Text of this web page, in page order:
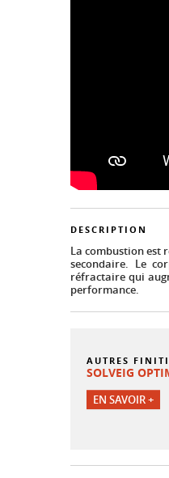
DESCRIPTION
La combustion est
secondaire. Le
réfractaire qui
performance.
AUTRES
SOLVEIG
EN SAVOIR +